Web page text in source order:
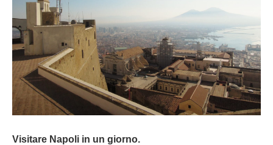
Visitare Napoli in un giorno.